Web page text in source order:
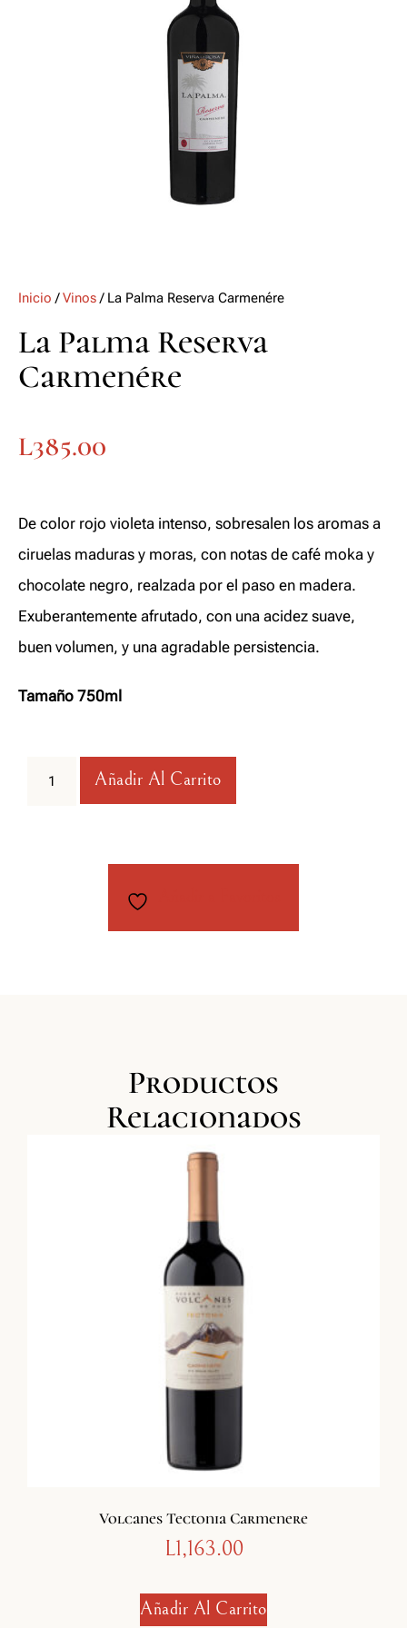
Inicio /Vinos/ La Palma Reserva Carmenére
La Palma Reserva
Carmenére
L385.00
De color rojo violeta intenso, sobresalen los aromas a
ciruelas maduras y moras, con notas de café moka y
chocolate negro, realzada por el paso en madera.
Exuberantemente afrutado, con una acidez suave,
buen volumen, y una agradable persistencia.
Tamaño 750ml
Añadir Al Carrito
Productos
Relacionados
Volcanes Tectonia Carmenere
L1,163.00
Añadir Al Carrito